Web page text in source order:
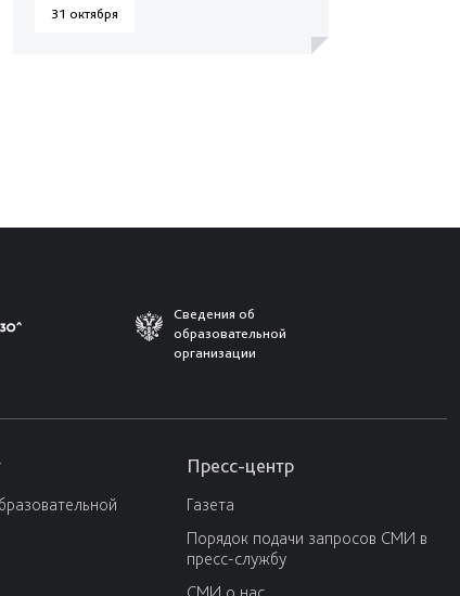
31 октября
Сведения об
образовательной
организации
Пресс-центр
Газета
Порядок подачи запросов СМИ в
пресс-службу